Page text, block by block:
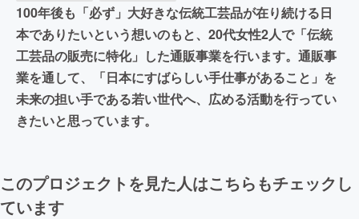
100年後も「必ず」大好きな伝統工芸品が在り続ける日
本でありたいという想いのもと、20代女性2人で「伝統
工芸品の販売に特化」した通販事業を行います。通販事
業を通して、「日本にすばらしい手仕事があること」を
未来の担い手である若い世代へ、広める活動を行ってい
きたいと思っています。
このプロジェクトを見た人はこちらもチェックし
ています